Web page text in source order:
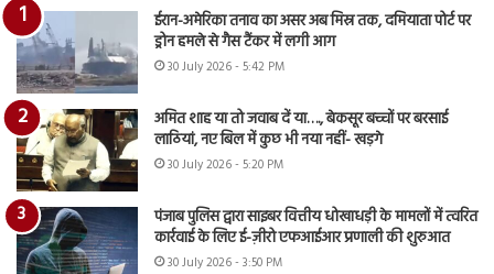
ईरान-अमेरिका तनाव का असर अब मिस्र तक, दमियाता पोर्ट पर
ड्रोन हमले से गैस टैंकर में लगी आग
30 July 2026 - 5:42 PM
अमित शाह या तो जवाब दें या…., बेकसूर बच्चों पर बरसाई
लाठियां, नए बिल में कुछ भी नया नहीं- खड़गे
30 July 2026 - 5:20 PM
पंजाब पुलिस द्वारा साइबर वित्तीय धोखाधड़ी के मामलों में त्वरित
कार्रवाई के लिए ई-ज़ीरो एफआईआर प्रणाली की शुरुआत
30 July 2026 - 3:50 PM